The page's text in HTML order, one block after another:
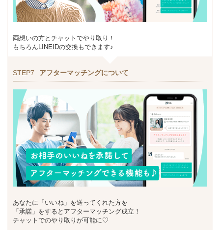
両想いの方とチャットでやり取り！
もちろんLINEIDの交換もできます♪
STEP7 アフターマッチングについて
あなたに「いいね」を送ってくれた方を
「承諾」をするとアフターマッチング成立！
チャットでのやり取りが可能に♡